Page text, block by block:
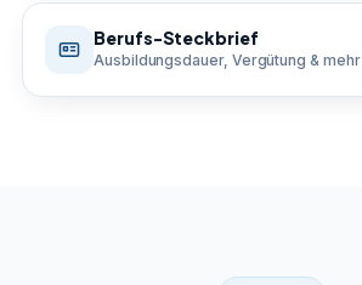
Berufs-Steckbrief
Ausbildungsdauer, Vergütung & mehr